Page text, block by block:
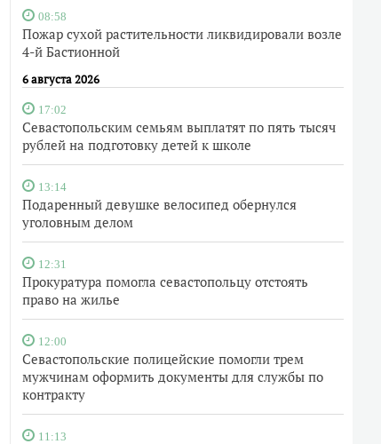
08:58
Пожар сухой растительности ликвидировали возле
4-й Бастионной
6 августа 2026
17:02
Севастопольским семьям выплатят по пять тысяч
рублей на подготовку детей к школе
13:14
Подаренный девушке велосипед обернулся
уголовным делом
12:31
Прокуратура помогла севастопольцу отстоять
право на жилье
12:00
Севастопольские полицейские помогли трем
мужчинам оформить документы для службы по
контракту
11:13